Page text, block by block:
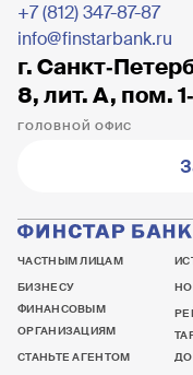
+7 (812) 347-87-87
info@finstarbank.ru
г.
8, лит. А, пом.
ГОЛОВНОЙ ОФИС
ЧАСТНЫМ ЛИЦАМ
БИЗНЕСУ
ФИНАНСОВЫМ
ОРГАНИЗАЦИЯМ
СТАНЬТЕ АГЕНТОМ